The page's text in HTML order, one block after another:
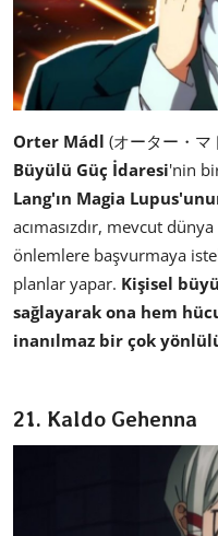
Orter Mádl (オーター・マ
Büyülü Güç İdaresi'nin
Lang'ın Magia
acımasızdır, mevcut
önlemlere başvurmaya
planlar yapar. Kişisel
sağlayarak ona hem
inanılmaz bir çok
21. Kaldo Gehenna